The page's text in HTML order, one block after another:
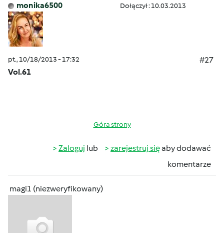
monika6500 Dołączył : 10.03.2013
pt., 10/18/2013 - 17:32
#27
Vol.61
Góra strony
Zaloguj lub zarejestruj sięaby dodawać
komentarze
magi1 (niezweryfikowany)